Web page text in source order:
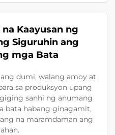
Kaayusan ng
Siguruhin ang
mga Bata
dumi, walang amoy at
sa produksyon upang
sanhi ng anumang
bata habang ginagamit,
na maramdaman ang